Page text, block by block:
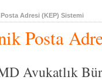
Adresi (KEP) Sistemi
Posta
Avukatlık